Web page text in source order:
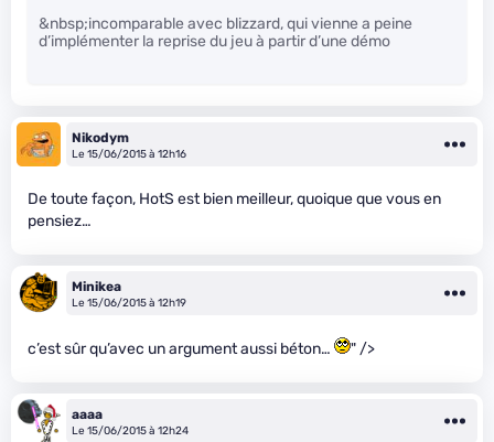
&nbsp;incomparable avec blizzard, qui vienne a peine
d’implémenter la reprise du jeu à partir d’une démo
Nikodym
Le 15/06/2015 à 12h16
De toute façon, HotS est bien meilleur, quoique que vous en
pensiez…
Minikea
Le 15/06/2015 à 12h19
c’est sûr qu’avec un argument aussi béton… " />
aaaa
Le 15/06/2015 à 12h24